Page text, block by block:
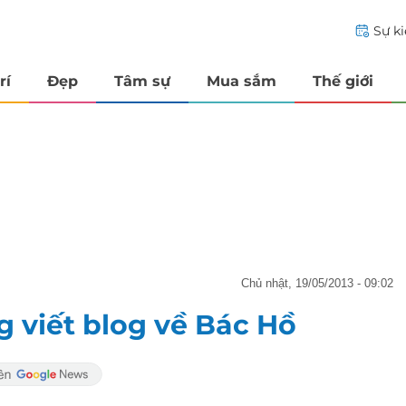
Sự
Đẹp Tâm sự Mua sắm Thế giới
chủ nhật, 19/05/2013 - 09:02
viết blog về Bác Hồ